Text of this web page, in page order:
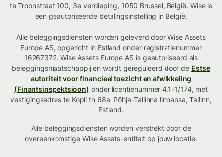
te Troonstraat 100, 3e verdieping, 1050 Brussel, België. Wise is
een geautoriseerde betalingsinstelling in België.
Alle beleggingsdiensten worden geleverd door Wise Assets
Europe AS, opgericht in Estland onder registratienummer
16267372. Wise Assets Europe AS is geautoriseerd als
beleggingsmaatschappij en wordt gereguleerd door de Estse
autoriteit voor financieel toezicht en afwikkeling
(Finantsinspektsioon) onder licentienummer 4.1-1/174, met
vestigingsadres te Kopli tn 68a, Põhja-Tallinna linnaosa, Tallinn,
Estland.
Alle beleggingsdiensten worden verstrekt door de
overeenkomstige Wise Assets-entiteit op jouw locatie.